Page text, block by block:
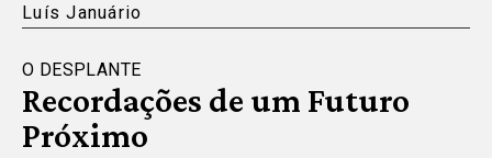
Luís Januário
O DESPLANTE
Recordações de um Futuro
Próximo